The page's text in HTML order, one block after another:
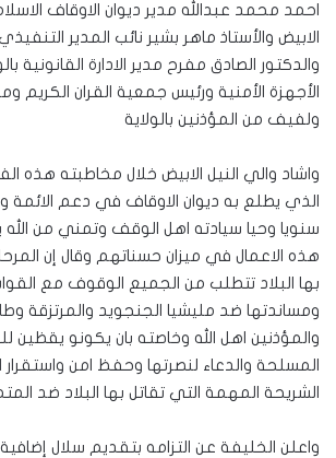
احمد محمد عبدالله مدير ديوان الاوقاف
الابيض والأستاذ ماهر بشير نائب المدير
والدكتور الصادق مفرح مدير الادارة القانونية
الأجهزة الأمنية ورئيس جمعية القران الكريم
ولفيف من المؤذنين بالولاية
واشاد والي النيل الابيض خلال مخاطبته هذه
الذي يطلع به ديوان الاوقاف في دعم الائمة
سنويا وحيا سيادته اهل الوقف وتمني من
هذه الاعمال في ميزان حسناتهم وقال إن
بها البلاد تتطلب من الجميع الوقوف مع
ومساندتها ضد مليشيا الجنجويد والمرتزقة
والمؤذنين اهل الله وخاصته بان يكونو
المسلحة والدعاء لنصرتها وحفظ امن واستقرار
الشريحة المهمة التي تقاتل بها البلاد ضد
واعلن الخليفة عن التزامه بتقديم سلال